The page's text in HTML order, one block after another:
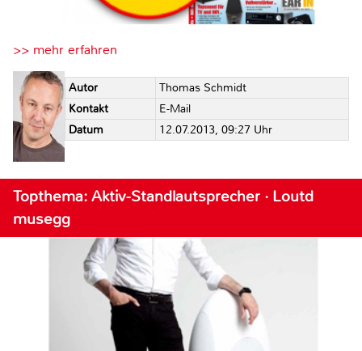
>> mehr erfahren
Autor
Thomas Schmidt
Kontakt
E-Mail
Datum
12.07.2013, 09:27 Uhr
Topthema: Aktiv-Standlautsprecher · Loutd
musegg